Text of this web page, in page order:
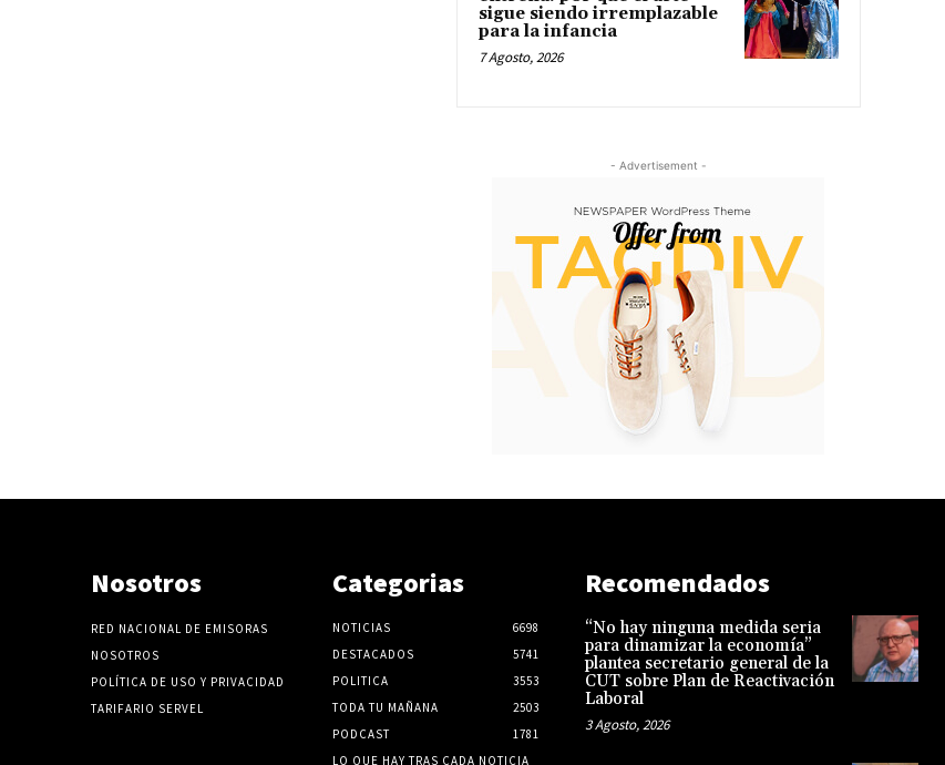
sigue siendo irremplazable
para la infancia
7 Agosto, 2026
- Advertisement -
Nosotros
RED NACIONAL DE EMISORAS
NOSOTROS
POLÍTICA DE USO Y PRIVACIDAD
TARIFARIO SERVEL
Categorias
NOTICIAS
6698
DESTACADOS
5741
POLITICA
3553
TODA TU MAÑANA
2503
PODCAST
1781
LO QUE HAY TRAS CADA NOTICIA
Recomendados
“No hay ninguna medida seria
para dinamizar la economía”
plantea secretario general de la
CUT sobre Plan de Reactivación
Laboral
3 Agosto, 2026